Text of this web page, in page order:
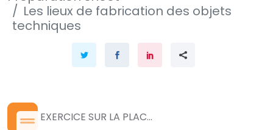
Les lieux de fabrication des objets
techniques
EXERCICE SUR LA PLAC...